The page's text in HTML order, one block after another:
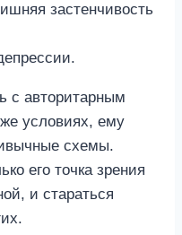
застенчивость
с авторитарным
условиях, ему
схемы.
его точка зрения
и стараться